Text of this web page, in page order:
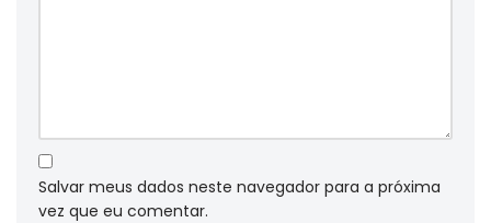
Salvar meus dados neste navegador para a próxima
vez que eu comentar.